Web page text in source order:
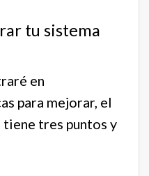
tu sistema
en
para mejorar, el
tres puntos y